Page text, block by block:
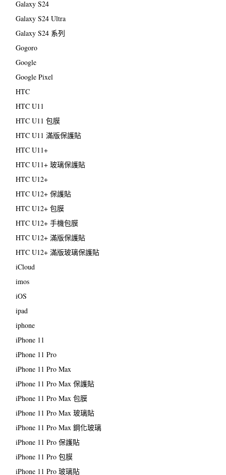
Galaxy S24
Galaxy S24 Ultra
Galaxy S24 系列
Gogoro
Google
Google Pixel
HTC
HTC U11
HTC U11 包膜
HTC U11 滿版保護貼
HTC U11+
HTC U11+ 玻璃保護貼
HTC U12+
HTC U12+ 保護貼
HTC U12+ 包膜
HTC U12+ 手機包膜
HTC U12+ 滿版保護貼
HTC U12+ 滿版玻璃保護貼
iCloud
imos
iOS
ipad
iphone
iPhone 11
iPhone 11 Pro
iPhone 11 Pro Max
iPhone 11 Pro Max 保護貼
iPhone 11 Pro Max 包膜
iPhone 11 Pro Max 玻璃貼
iPhone 11 Pro Max 鋼化玻璃
iPhone 11 Pro 保護貼
iPhone 11 Pro 包膜
iPhone 11 Pro 玻璃貼